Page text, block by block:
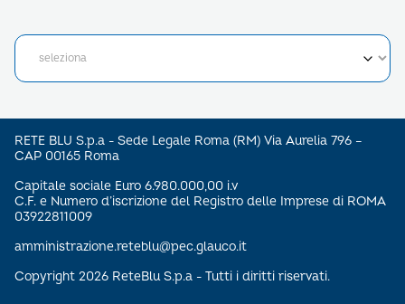
RETE BLU S.p.a - Sede Legale Roma (RM) Via Aurelia 796 –
CAP 00165 Roma
Capitale sociale Euro 6.980.000,00 i.v
C.F. e Numero d’iscrizione del Registro delle Imprese di ROMA
03922811009
amministrazione.reteblu@pec.glauco.it
Copyright 2026 ReteBlu S.p.a - Tutti i diritti riservati.